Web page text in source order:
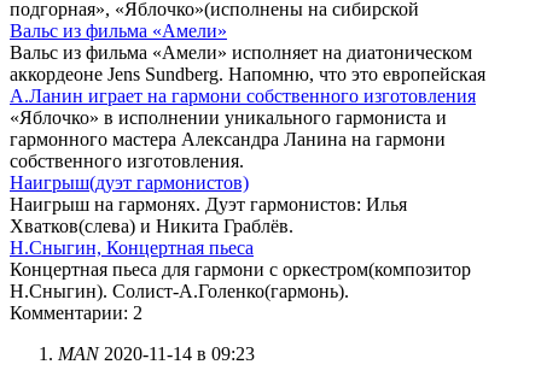
подгорная», «Яблочко»(исполнены на сибирской
Вальс из фильма «Амели»
Вальс из фильма «Амели» исполняет на диатоническом
аккордеоне Jens Sundberg. Напомню, что это европейская
А.Ланин играет на гармони собственного изготовления
«Яблочко» в исполнении уникального гармониста и
гармонного мастера Александра Ланина на гармони
собственного изготовления.
Наигрыш(дуэт гармонистов)
Наигрыш на гармонях. Дуэт гармонистов: Илья
Хватков(слева) и Никита Граблёв.
Н.Сныгин, Концертная пьеса
Концертная пьеса для гармони с оркестром(композитор
Н.Сныгин). Солист-А.Голенко(гармонь).
Комментарии: 2
MAN 2020-11-14 в 09:23